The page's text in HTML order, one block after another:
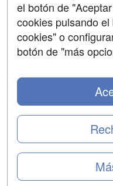
Grupo formazion:
Copyright 2000-
Fermín Caballero, 62
el botón de
cookies pulsando
cookies" o
botón de "más